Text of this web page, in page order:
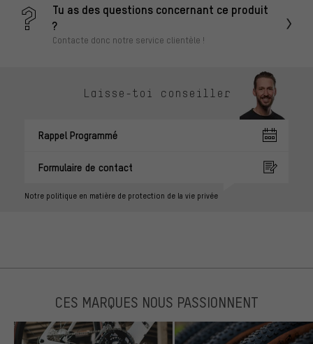
Tu as des questions concernant ce produit
?
Contacte donc notre service clientèle !
Laisse-toi conseiller
Rappel Programmé
Formulaire de contact
Notre politique en matière de protection de la vie privée
CES MARQUES NOUS PASSIONNENT